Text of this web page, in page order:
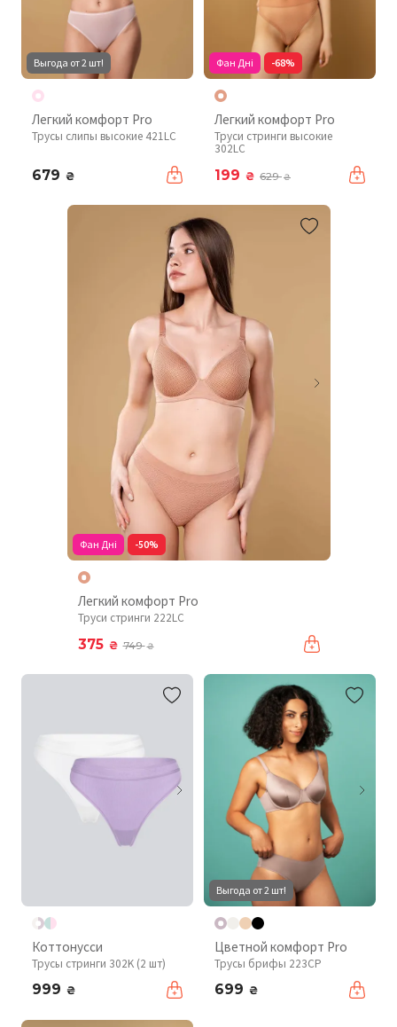
Выгода от 2 шт!
Легкий комфорт Pro
Трусы слипы высокие 421LC
679 ₴
Фан Дні -68%
Легкий комфорт Pro
Труси стринги высокие
302LC
199 ₴ 629₴
Фан Дні -50%
Легкий комфорт Pro
Труси стринги 222LC
375 ₴ 749₴
Коттонусси
Трусы стринги 302K (2 шт)
999 ₴
Выгода от 2 шт!
Цветной комфорт Pro
Трусы брифы 223CP
699 ₴